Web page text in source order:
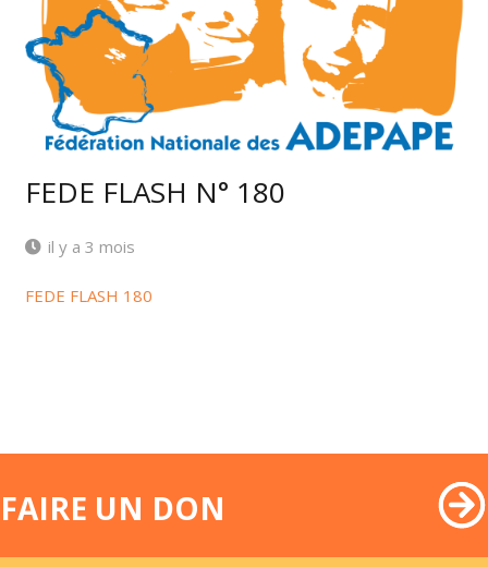
FEDE FLASH N° 180
il y a 3 mois
FEDE FLASH 180
FAIRE UN DON